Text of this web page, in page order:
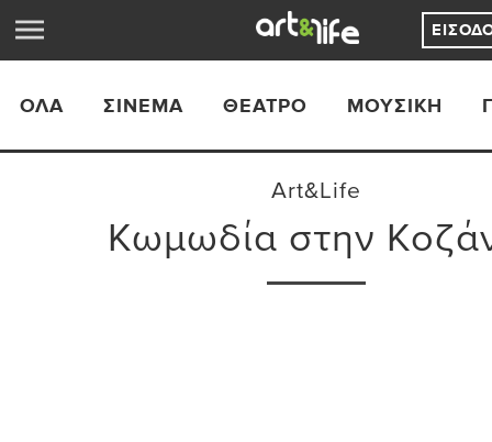
ΟΛΑ ΣΙΝΕΜΆ ΘΈΑΤΡΟ ΜΟΥΣΙΚΉ
Art&Life
Κωμωδία στην